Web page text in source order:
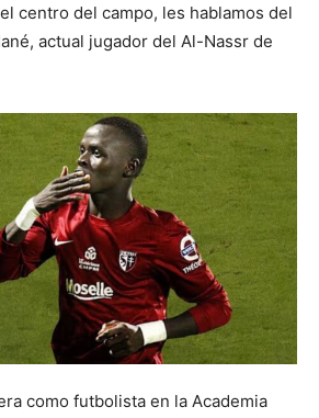
centro del campo, les hablamos del
actual jugador del Al-Nassr de
como futbolista en la Academia